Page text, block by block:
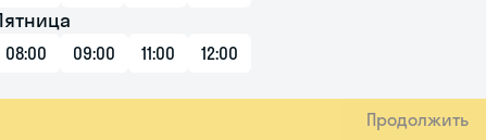
08:00 09:00 11:00 12:00
Продолжить